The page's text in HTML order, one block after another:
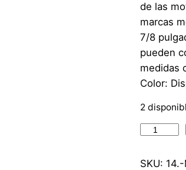
de las
marcas
7/8
pueden
medidas
Color:
2
n
SKU: